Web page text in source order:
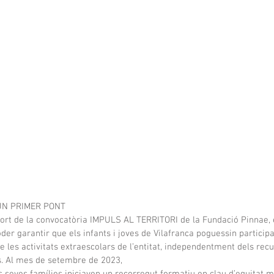
PRIMER PONT
de la convocatòria IMPULS AL TERRITORI de la Fundació
garantir que els infants i joves de Vilafranca poguessin
les activitats extraescolars de l’entitat, independentment dels
Al mes de setembre de 2023,